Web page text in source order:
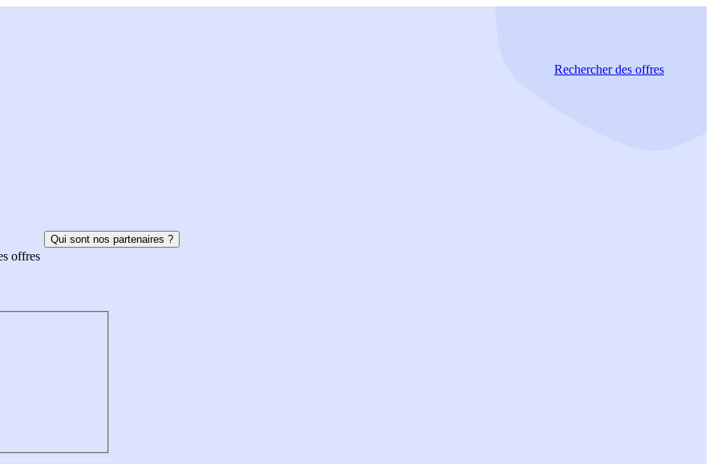
Rechercherdes offres
offres
Qui sont nos partenaires ?